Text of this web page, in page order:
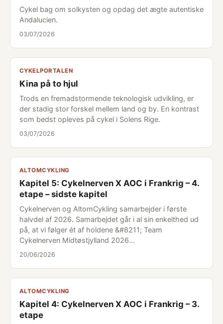
Cykel bag om solkysten og opdag det ægte autentiske
Andalucien.
03/07/2026
CYKELPORTALEN
Kina på to hjul
Trods en fremadstormende teknologisk udvikling, er
der stadig stor forskel mellem land og by. En kontrast
som bedst opleves på cykel i Solens Rige.
03/07/2026
ALTOMCYKLING
Kapitel 5: Cykelnerven X AOC i Frankrig – 4.
etape – sidste kapitel
Cykelnerven og AltomCykling samarbejder i første
halvdel af 2026. Samarbejdet går i al sin enkelthed ud
på, at vi følger ét af holdene &#8211; Team
Cykelnerven Midtøstjylland 2026…
20/06/2026
ALTOMCYKLING
Kapitel 4: Cykelnerven X AOC i Frankrig – 3.
etape